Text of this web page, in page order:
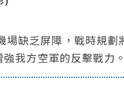
場缺乏屏障，戰時規劃
我方空軍的反擊戰力。